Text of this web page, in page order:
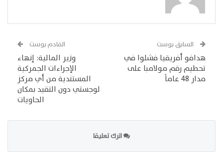
السابق بوست
هدافو أفريقيا فشلوا في
تحطيم رقم مولامبا على
مدار 48 عاماً
القادم بوست
وزير المالية: إنهاء
الإجراءات الجمركية
المستندية من أي مركز
لوجستي دون التقيد بمكان
الحاويات
اترك تعليقا